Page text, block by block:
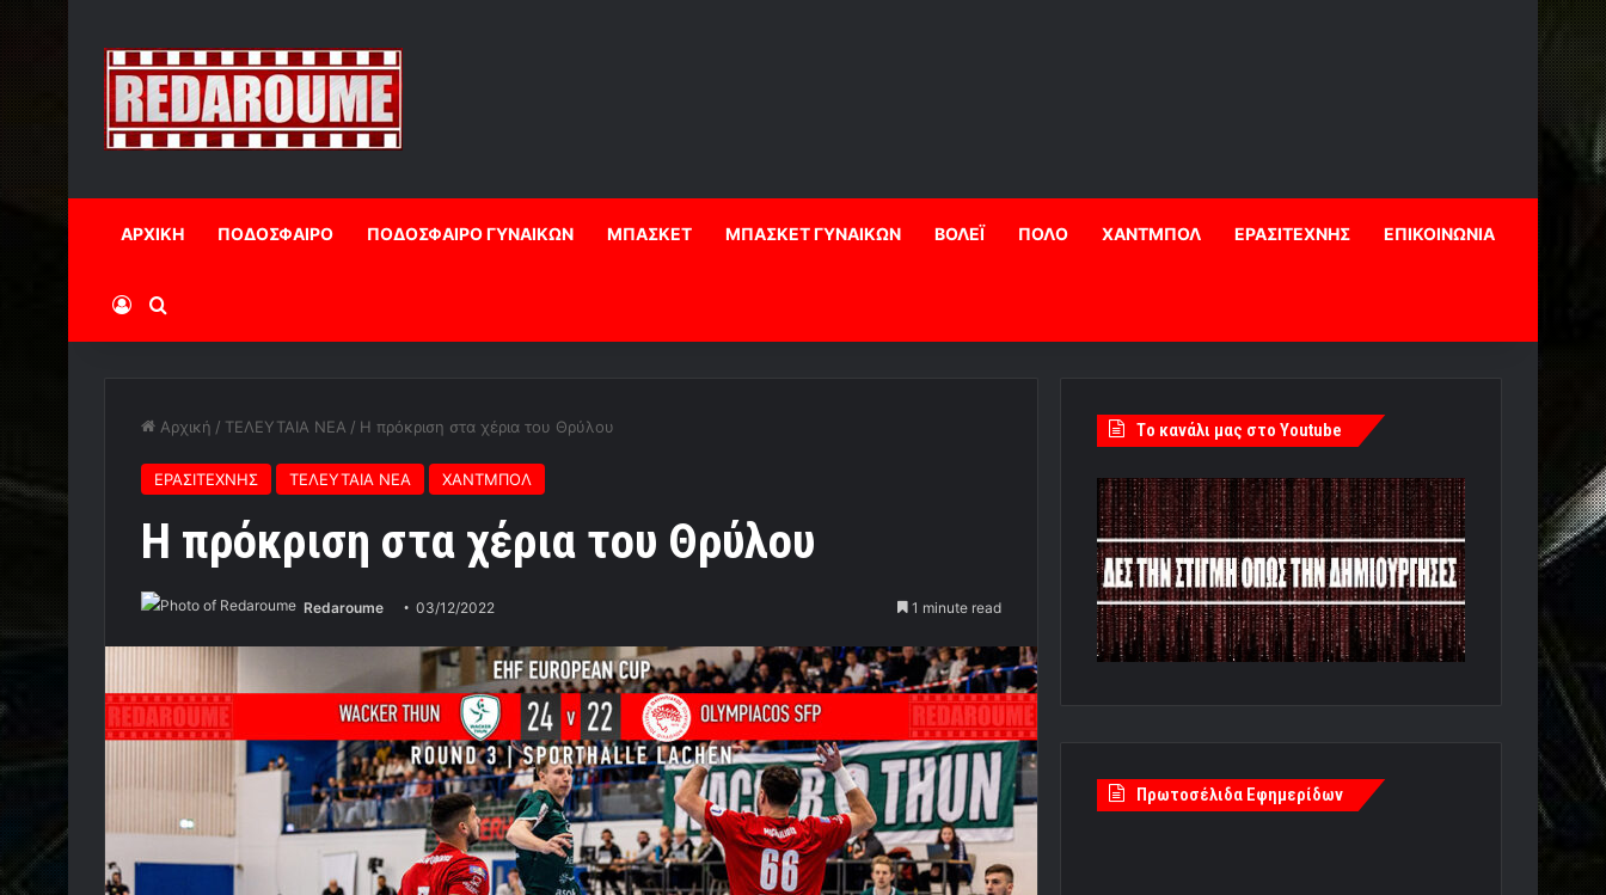
ΑΡΧΙΚΗ ΠΟΔΟΣΦΑΙΡΟ ΠΟΔΟΣΦΑΙΡΟ ΓΥΝΑΙΚΩΝ ΜΠΑΣΚΕΤ ΜΠΑΣΚΕΤ ΓΥΝΑΙΚΩΝ ΒΟΛΕΪ ΠΟΛΟ ΧΑΝΤΜΠΟΛ ΕΡΑΣΙΤΕΧΝΗΣ ΕΠΙΚΟΙΝΩΝΙΑ
Log InΑναζήτηση
Αρχική / ΤΕΛΕΥΤΑΙΑ ΝΕΑ / Η πρόκριση στα χέρια του Θρύλου
ΕΡΑΣΙΤΕΧΝΗΣ ΤΕΛΕΥΤΑΙΑ ΝΕΑ ΧΑΝΤΜΠΟΛ
Η πρόκριση στα χέρια του Θρύλου
Redaroume 03/12/2022 1 minute read
Tο κανάλι μας στο Youtube
Πρωτοσέλιδα Εφημερίδων